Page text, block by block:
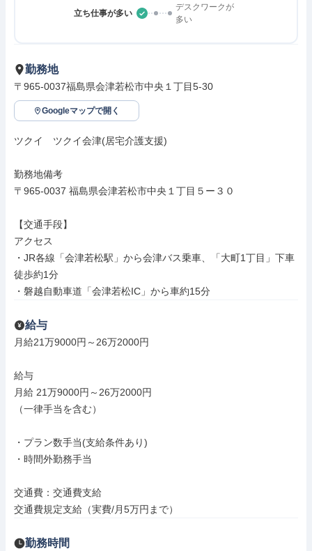
立ち仕事が多い
デスクワークが
多い
勤務地
〒965-0037福島県会津若松市中央１丁目5-30
Googleマップで開く
ツクイ　ツクイ会津(居宅介護支援)
勤務地備考
〒965-0037 福島県会津若松市中央１丁目５ー３０
【交通手段】
アクセス
・JR各線「会津若松駅」から会津バス乗車、「大町1丁目」下車
徒歩約1分
・磐越自動車道「会津若松IC」から車約15分
給与
月給21万9000円～26万2000円
給与
月給 21万9000円～26万2000円
（一律手当を含む）
・プラン数手当(支給条件あり)
・時間外勤務手当
交通費：交通費支給
交通費規定支給（実費/月5万円まで）
勤務時間